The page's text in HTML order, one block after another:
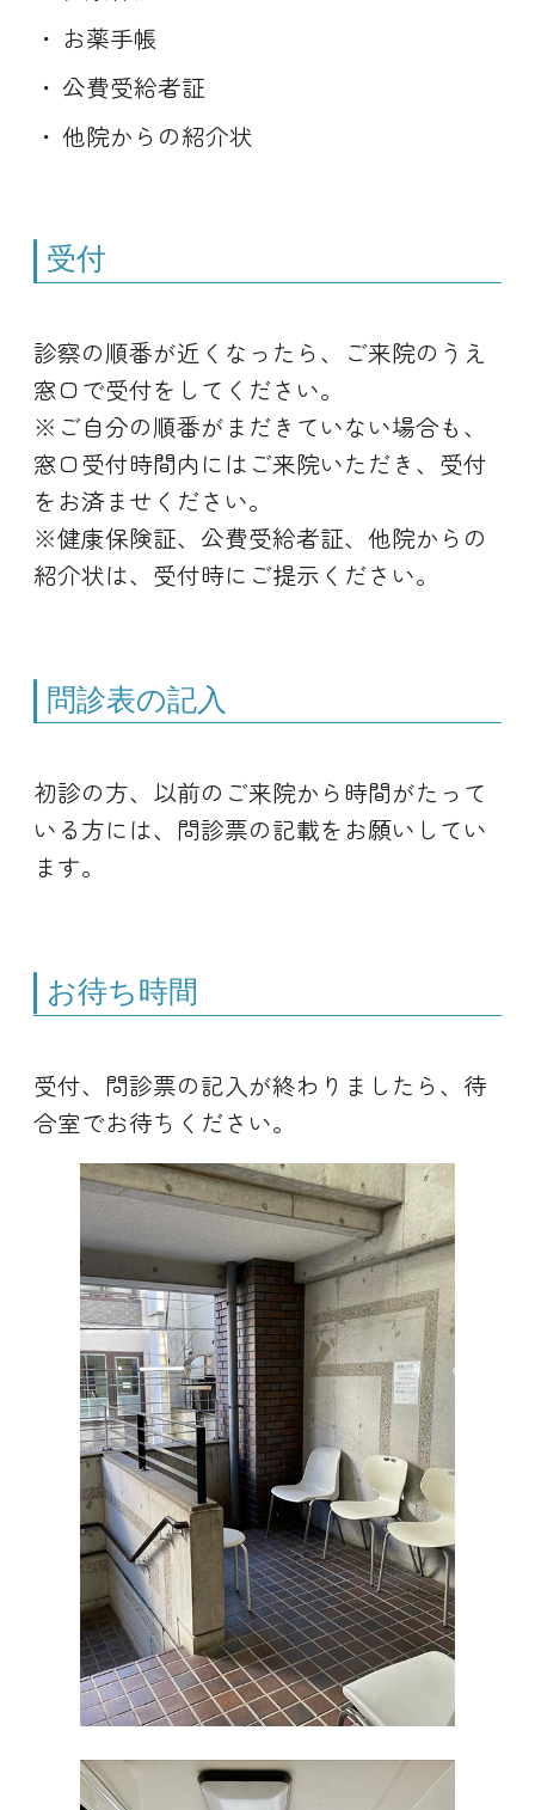
お薬手帳
公費受給者証
他院からの紹介状
受付
診察の順番が近くなったら、ご来院のうえ
窓口で受付をしてください。
※ご自分の順番がまだきていない場合も、
窓口受付時間内にはご来院いただき、受付
をお済ませください。
※健康保険証、公費受給者証、他院からの
紹介状は、受付時にご提示ください。
問診表の記入
初診の方、以前のご来院から時間がたって
いる方には、問診票の記載をお願いしてい
ます。
お待ち時間
受付、問診票の記入が終わりましたら、待
合室でお待ちください。